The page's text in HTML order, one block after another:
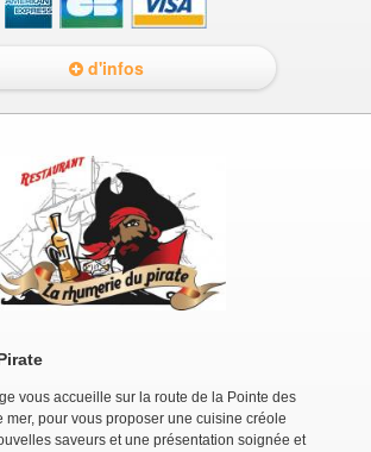
d'infos
vous accueille sur la route de la Pointe des
mer, pour vous proposer une cuisine créole
saveurs et une présentation soignée et